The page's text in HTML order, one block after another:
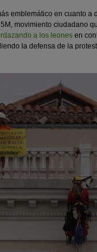
emblemático en cuanto a
movimiento ciudadano
a los leones en
la defensa de la